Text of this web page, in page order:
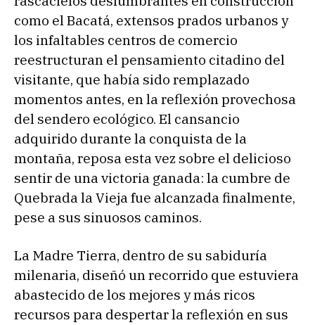
como el Bacatá, extensos prados urbanos y
los infaltables centros de comercio
reestructuran el pensamiento citadino del
visitante, que había sido remplazado
momentos antes, en la reflexión provechosa
del sendero ecológico. El cansancio
adquirido durante la conquista de la
montaña, reposa esta vez sobre el delicioso
sentir de una victoria ganada: la cumbre de
Quebrada la Vieja fue alcanzada finalmente,
pese a sus sinuosos caminos.
La Madre Tierra, dentro de su sabiduría
milenaria, diseñó un recorrido que estuviera
abastecido de los mejores y más ricos
recursos para despertar la reflexión en sus